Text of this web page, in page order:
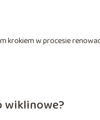
krokiem w procesie
wiklinowe?